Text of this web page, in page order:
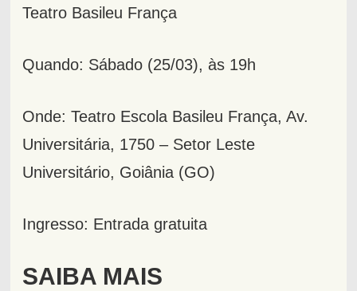
Teatro Basileu França
Quando: Sábado (25/03), às 19h
Onde: Teatro Escola Basileu França, Av.
Universitária, 1750 – Setor Leste
Universitário, Goiânia (GO)
Ingresso: Entrada gratuita
SAIBA MAIS